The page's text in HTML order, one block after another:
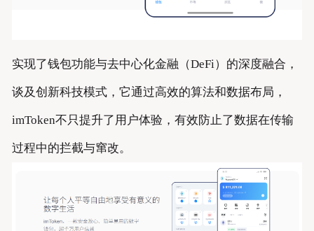
实现了钱包功能与去中心化金融（DeFi）的深度融合，
谈及创新科技模式，它通过高效的算法和数据布局，
imToken不只提升了用户体验，有效防止了数据在传输
过程中的拦截与窜改。